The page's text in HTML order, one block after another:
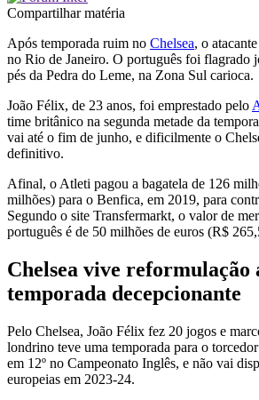
Compartilhar matéria
Após temporada ruim no Chelsea, o
no Rio de Janeiro. O português foi flagrado
pés da Pedra do Leme, na Zona Sul carioca.
João Félix, de 23 anos, foi emprestado pelo
time britânico na segunda metade da
vai até o fim de junho, e dificilmente o
definitivo.
Afinal, o Atleti pagou a bagatela de 126
milhões) para o Benfica, em 2019, para
Segundo o site Transfermarkt, o valor de
português é de 50 milhões de euros (R$
Chelsea vive reformulação
temporada decepcionante
Pelo Chelsea, João Félix fez 20 jogos e
londrino teve uma temporada para o
em 12º no Campeonato Inglês, e não vai
europeias em 2023-24.